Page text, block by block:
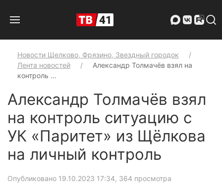
Новости Щелково, Фрязино, Звездный городок
Лента новостей
Александр Толмачëв взял на
контроль …
Александр Толмачëв взял
на контроль ситуацию с
УК «Паритет» из Щëлкова
на личный контроль
Опубликовано 19.10.2023 17:34, 364 просмотра